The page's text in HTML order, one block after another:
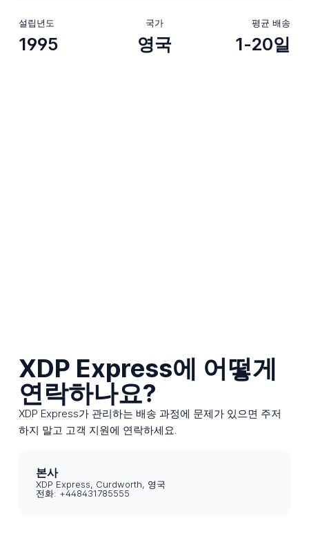
설립년도
1995
국가
영국
평균 배송
1-20일
XDP Express에 어떻게
연락하나요?
XDP Express가 관리하는 배송 과정에 문제가 있으면 주저
하지 말고 고객 지원에 연락하세요.
본사
XDP Express, Curdworth, 영국
전화: +448431785555